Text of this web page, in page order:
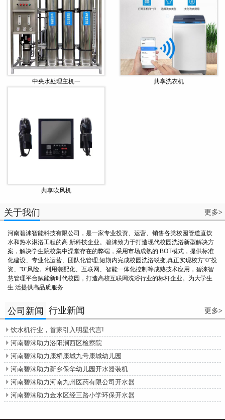
中央水处理主机一 共享洗衣机
共享吹风机
关于我们 更多>
河南碧涞智能科技有限公司，是一家专业投资、运营、销售各类校园管道直饮
水和热水淋浴工程的高 新科技企业。碧涞致力于打造现代校园洗浴新型解决方
案，解决学生院校集中澡堂存在的弊端，采用市场成熟的 BOT模式，提供标准
化建设、专业化运营、团队化管理,短期内完成校园洗浴蜕变,真正实现校方"0"投
资、"0”风险。利用装配化、互联网、智能一体化控制等成熟技术应用，碧涞智
慧管理平台赋能新时代校园，打造高校互联网洗浴行业的标杆企业。为大学生
生 活提供高品质服务
公司新闻 行业新闻 更多>
 饮水机行业，首家引入明星代言!
 河南碧涞助力洛阳涧西区检察院
 河南碧涞助力康桥康城九号康城幼儿园
 河南碧涞助力新乡保华幼儿园开水器装机
 河南碧涞助力河南九州医药有限公司开水器
 河南碧涞助力金水区经三路小学环保开水器